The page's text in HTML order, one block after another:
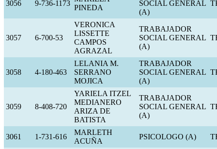
3056 9-736-1173
PINEDA
SOCIAL GENERAL
(A)
3057 6-700-53
VERONICA
LISSETTE
CAMPOS
AGRAZAL
TRABAJADOR
SOCIAL GENERAL
(A)
3058 4-180-463
LELANIA M.
SERRANO
MOJICA
TRABAJADOR
SOCIAL GENERAL
(A)
3059 8-408-720
YARIELA ITZEL
MEDIANERO
ARIZA DE
BATISTA
TRABAJADOR
SOCIAL GENERAL
(A)
3061 1-731-616
MARLETH
ACUÑA
PSICOLOGO (A)